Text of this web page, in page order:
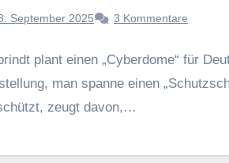
September 2025 3 Kommentare
plant einen „Cyberdome“ für
man spanne einen
zeugt davon,…